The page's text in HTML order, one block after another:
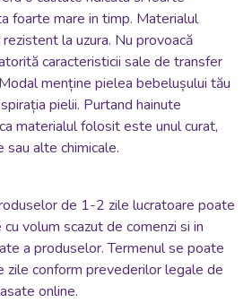
foarte mare in timp. Materialul
la uzura. Nu provoacă
caracteristicii sale de transfer
menține pielea bebelușului tău
pielii. Purtand hainute
materialul folosit este unul curat,
alte chimicale.
de 1-2 zile lucratoare poate
volum scazut de comenzi si in
a produselor. Termenul se poate
zile conform prevederilor legale de
online.